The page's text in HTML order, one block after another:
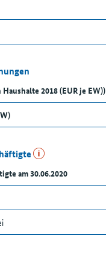
2018 (EUR je EW))
am 30.06.2020